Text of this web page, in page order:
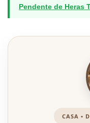
Pendente de Heras
CASA •